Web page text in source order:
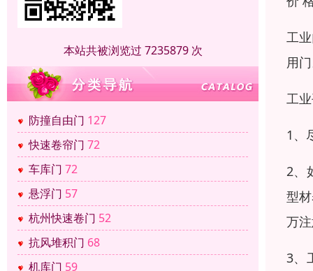
本站共被浏览过 7235879 次
防撞自由门 127
快速卷帘门 72
车库门 72
悬浮门 57
杭州快速卷门 52
抗风堆积门 68
机库门 59
工
用
工
1、
2、
型
万
3、